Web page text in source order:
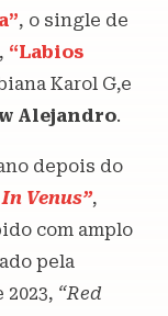
, o single de
“Labios
Karol G,e
Alejandro.
depois do
Venus”,
com amplo
pela
2023, “Red